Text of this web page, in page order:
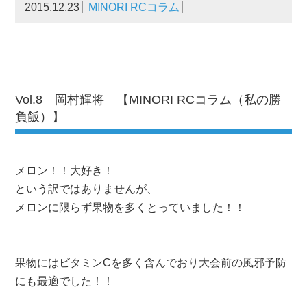
2015.12.23 MINORI RCコラム
Vol.8 岡村輝将 【MINORI RCコラム（私の勝
負飯）】
メロン！！大好き！
という訳ではありませんが、
メロンに限らず果物を多くとっていました！！
果物にはビタミンCを多く含んでおり大会前の風邪予防
にも最適でした！！